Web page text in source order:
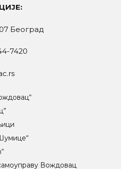
Београд
7420
Вождовац